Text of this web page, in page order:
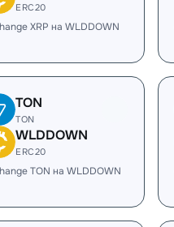
ERC20
XRP на WLDDOWN
TON
TON
WLDDOWN
ERC20
TON на WLDDOWN